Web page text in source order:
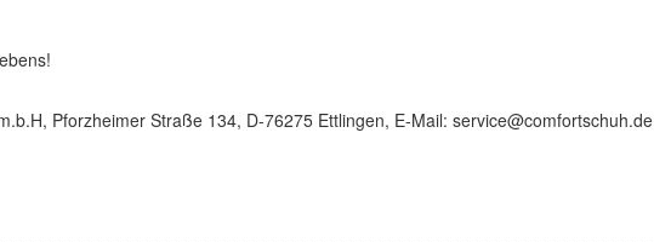
Pforzheimer Straße 134, D-76275 Ettlingen, E-Mail: service@comfortschuh.de